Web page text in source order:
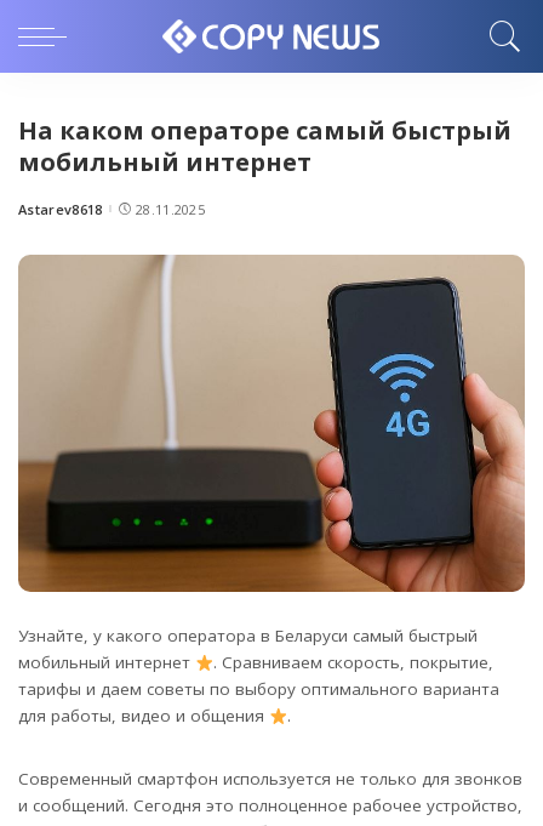
На каком операторе самый быстрый
мобильный интернет
Posted
Astarev8618 28.11.2025
Узнайте, у какого оператора в Беларуси самый быстрый
мобильный интернет
. Сравниваем скорость, покрытие,
тарифы и даем советы по выбору оптимального варианта
для работы, видео и общения
.
Современный смартфон используется не только для звонков
и сообщений. Сегодня это полноценное рабочее устройство,